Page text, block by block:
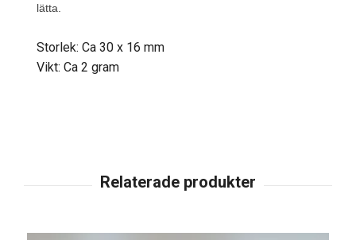
lätta.
Storlek: Ca 30 x 16 mm
Vikt: Ca 2 gram